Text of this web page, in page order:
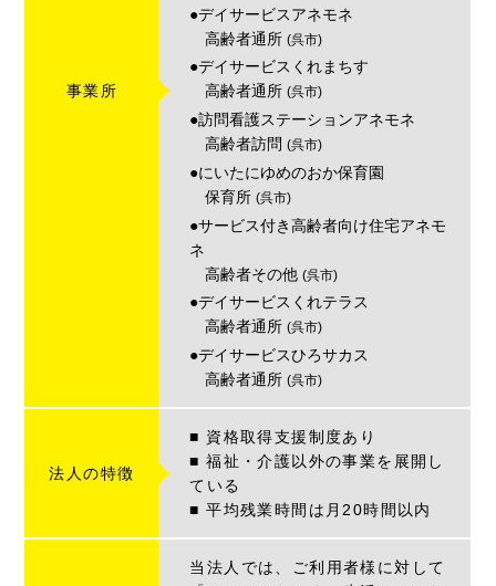
事業所
●デイサービスアネモネ
高齢者通所(呉市)
●デイサービスくれまちす
高齢者通所(呉市)
●訪問看護ステーションアネモネ
高齢者訪問(呉市)
●にいたにゆめのおか保育園
保育所(呉市)
●サービス付き高齢者向け住宅アネモ
ネ
高齢者その他(呉市)
●デイサービスくれテラス
高齢者通所(呉市)
●デイサービスひろサカス
高齢者通所(呉市)
法人の特徴
■ 資格取得支援制度あり
■ 福祉・介護以外の事業を展開し
ている
■ 平均残業時間は月20時間以内
当法人では、ご利用者様に対して